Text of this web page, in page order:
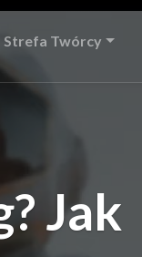
Strefa Twórcy
Jak